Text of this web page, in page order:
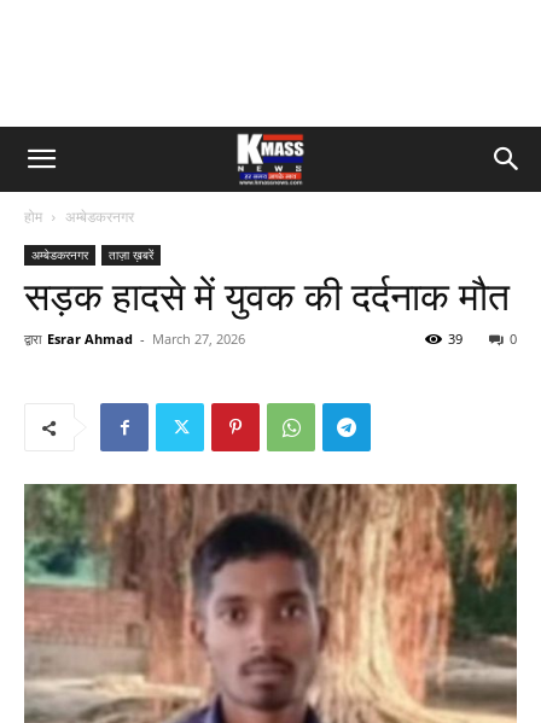
होम अम्बेडकरनगर
अम्बेडकरनगर ताज़ा ख़बरें
सड़क हादसे में युवक की दर्दनाक मौत
द्वारा Esrar Ahmad - March 27, 2026 0
39